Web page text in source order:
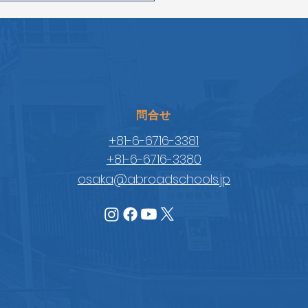
​問合せ
+81-6-6716-3381
+81-6-6716-3380
osaka@abroadschools.jp